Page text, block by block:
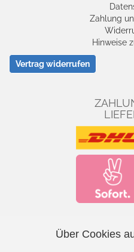
Zahlung
Hinweise
Vertrag widerrufen
Über Cookies